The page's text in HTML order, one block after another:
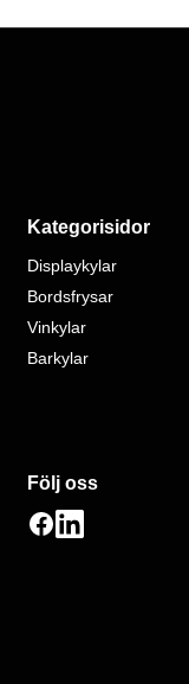
Kategorisidor
Displaykylar
Bordsfrysar
Vinkylar
Barkylar
Följ oss